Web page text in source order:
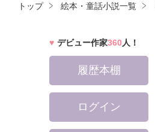
トップ 絵本・童話小説一覧
デビュー作家360人！
履歴本棚
ログイン